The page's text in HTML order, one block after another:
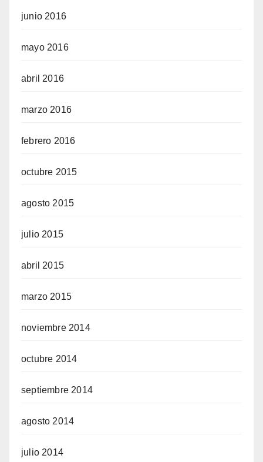
junio 2016
mayo 2016
abril 2016
marzo 2016
febrero 2016
octubre 2015
agosto 2015
julio 2015
abril 2015
marzo 2015
noviembre 2014
octubre 2014
septiembre 2014
agosto 2014
julio 2014